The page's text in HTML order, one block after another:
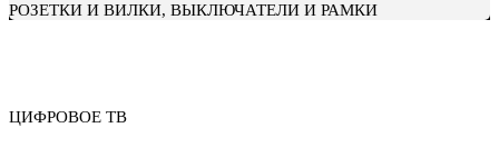
РОЗЕТКИ И ВИЛКИ, ВЫКЛЮЧАТЕЛИ И РАМКИ
ЦИФРОВОЕ ТВ